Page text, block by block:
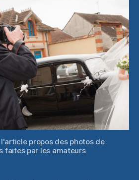
fait
par
un
amateur,
pour
ou
contre
propos des photos de
faites par les amateurs